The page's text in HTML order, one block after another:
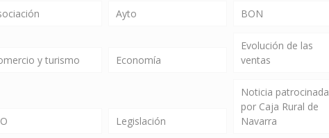
Ayto BON
y turismo Economía
Evolución de las
ventas
Legislación
Noticia patrocinada
por Caja Rural de
Navarra